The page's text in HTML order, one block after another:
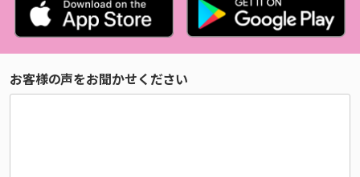
お客様の声をお聞かせください